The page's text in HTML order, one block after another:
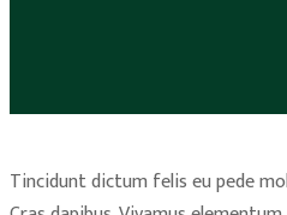
Tincidunt dictum felis eu pede